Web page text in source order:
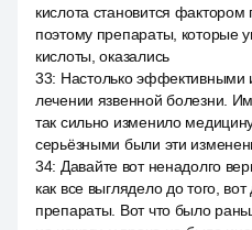
кислота становится
поэтому препараты, которые
кислоты, оказались
33: Настолько эффективными
лечении язвенной болезни.
так сильно изменило
серьёзными были эти
34: Давайте вот ненадолго
как все выглядело до того,
препараты. Вот что было